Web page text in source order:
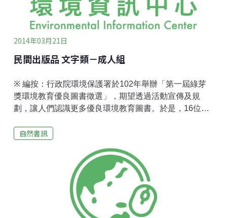
並且還要背負高利貸。他認為：對窮人最好的協助方
式，並不是慈悲的施捨，而是融入他們生活，同理他們
的遭遇，然後找出可行的方式
2014年03月21日
民間出版品 文字類－成人組
※ 編按：行政院環境保護署於102年舉辦「第一屆綠芽
獎環境教育優良圖書徵選」，期望透過活動宣傳及規
劃，讓人們認識更多優良環境教育圖書。於是，16位來
者，採用綜合評比標準，歷經兩個多月的評審期，最終
書籍，有些透過言簡意賅的文字，搭配淺顯易懂的圖
像，隱喻點出環境教育的重要性；有些則運用實地訪查
的紀錄，直接向全民訴說環境保護及教育的急迫性。無
論是哪一種，對於推廣環境教育來說，都是相當優良的
宣傳教材。台灣環境資訊協會特別整理這些得獎書籍介
自然書訊